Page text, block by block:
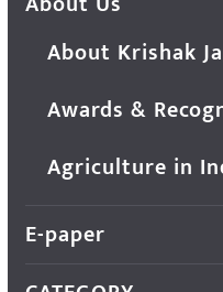
About Krishak
Awards &
Agriculture in
E-paper